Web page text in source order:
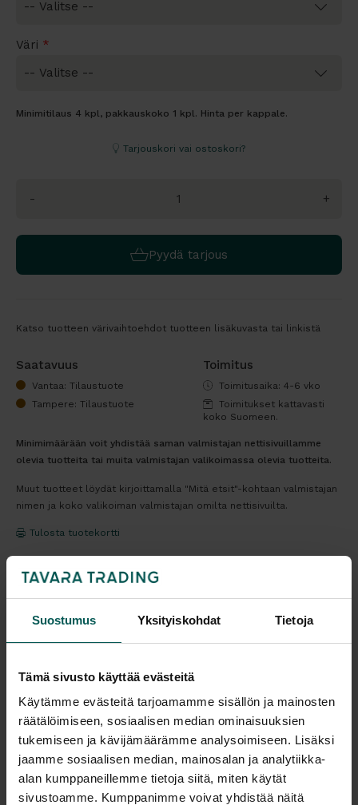
Suostumus Yksityiskohdat Tietoja
Tämä sivusto käyttää evästeitä
Käytämme evästeitä tarjoamamme sisällön ja mainosten
räätälöimiseen, sosiaalisen median ominaisuuksien
tukemiseen ja kävijämäärämme analysoimiseen. Lisäksi
jaamme sosiaalisen median, mainosalan ja analytiikka-
alan kumppaneillemme tietoja siitä, miten käytät
sivustoamme. Kumppanimme voivat yhdistää näitä
Väri *
Minimitilaus 4 kpl, pakkauskoko 1 kpl. Hinta per kappale.
Tarjouskori vai ostoskori?
- +
Pyydä tarjous
Katso tuotteen värivaihtoehdot tuotteen lisäkuvasta tai linkistä
Saatavuus
Vantaa: Tilaustuote
Tampere: Tilaustuote
Toimitus
Toimitusaika: 4-6 vko
Toimitukset kattavasti
koko Suomeen.
Minimimäärään voit yhdistää saman valmistajan nettisivuillamme
olevia tuotteita tai muita valmistajan valikoimassa olevia tuotteita.
Muut tuotteet löydät kirjoittamalla "Mitä etsit"-kohtaan valmistajan
nimen ja koko valikoiman valmistajan omilta nettisivuilta.
Tulosta tuotekortti
Kaikki valmistajan tuotteet tilattavissa kauttamme.
Tuotekuvaus
VERMOBIL MOGAN pöytä on tyylikäs pöytä
säädettävällä jalalla. Yhdistettävissä useiden
tuolien kanssa.